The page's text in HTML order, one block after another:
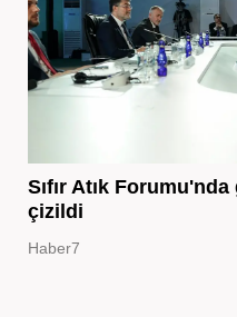
Sıfır Atık
çizildi
Haber7